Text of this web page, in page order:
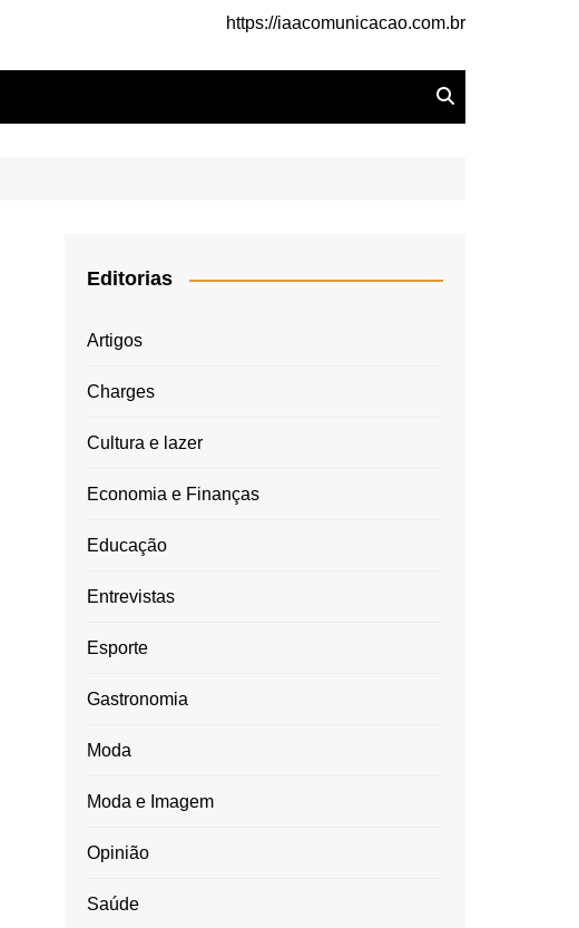
https://iaacomunicacao.com.br
Editorias
Artigos
Charges
Cultura e lazer
Economia e Finanças
Educação
Entrevistas
Esporte
Gastronomia
Moda
Moda e Imagem
Opinião
Saúde